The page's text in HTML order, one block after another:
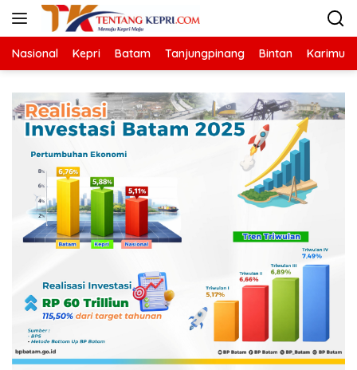
Langsung
Nasional Kepri Batam Tanjungpinang Bintan Karimun